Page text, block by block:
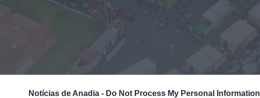
Notícias de Anadia - Do Not Process My Personal Information